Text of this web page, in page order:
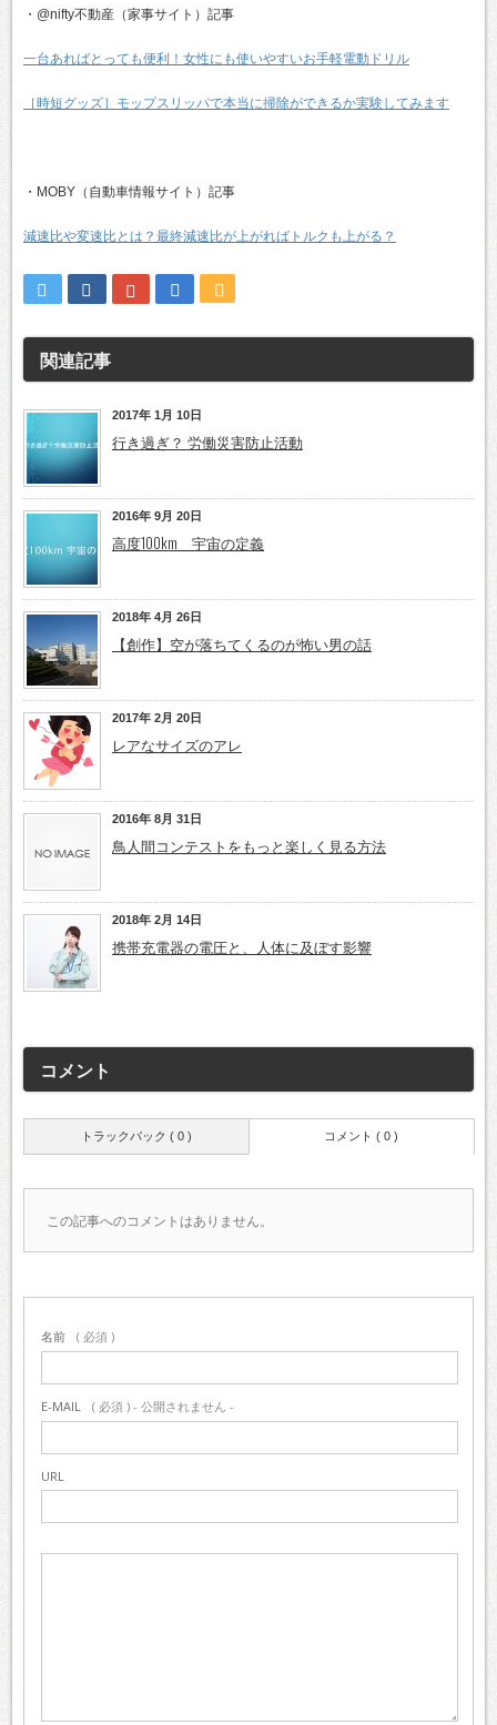
・@nifty不動産（家事サイト）記事
一台あればとっても便利！女性にも使いやすいお手軽電動ドリル
［時短グッズ］モップスリッパで本当に掃除ができるか実験してみます
・MOBY（自動車情報サイト）記事
減速比や変速比とは？最終減速比が上がればトルクも上がる？
関連記事
2017年 1月 10日
行き過ぎ？ 労働災害防止活動
2016年 9月 20日
高度100km 宇宙の定義
2018年 4月 26日
【創作】空が落ちてくるのが怖い男の話
2017年 2月 20日
レアなサイズのアレ
2016年 8月 31日
鳥人間コンテストをもっと楽しく見る方法
2018年 2月 14日
携帯充電器の電圧と、人体に及ぼす影響
コメント
トラックバック ( 0 ) コメント ( 0 )
この記事へのコメントはありません。
名前 ( 必須 )
E-MAIL ( 必須 ) - 公開されません -
URL